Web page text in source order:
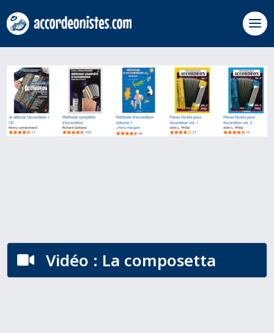
 Vidéo : La composetta